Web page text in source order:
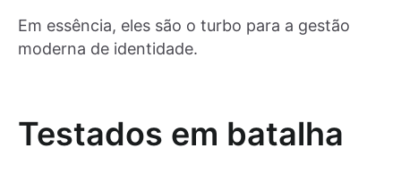
Em essência, eles são o turbo para a gestão
moderna de identidade.
Testados em batalha